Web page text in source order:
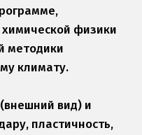
физики
методики
климату.
вид) и
пластичность,